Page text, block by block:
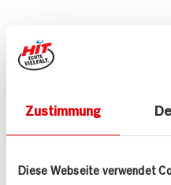
Zustimmung
Diese Webseite verwendet
Passende Artikel